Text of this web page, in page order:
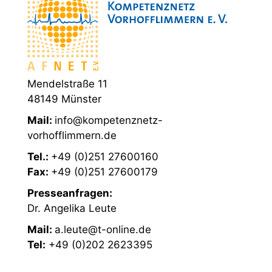
Mendelstraße 11
48149 Münster
Mail: info@kompetenznetz-
vorhofflimmern.de
Tel.: +49 (0)251 27600160
Fax: +49 (0)251 27600179
Presseanfragen:
Dr. Angelika Leute
Mail: a.leute@t-online.de
Tel: +49 (0)202 2623395